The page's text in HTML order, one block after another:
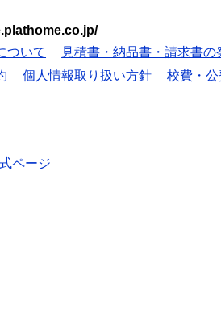
ついて 見積書・納品書・請求書の
個人情報取り扱い方針 校費・
ページ